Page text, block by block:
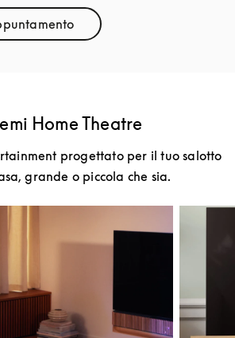
Opens in New Tab
Home Theatre
progettato per il tuo salotto
grande o piccola che sia.